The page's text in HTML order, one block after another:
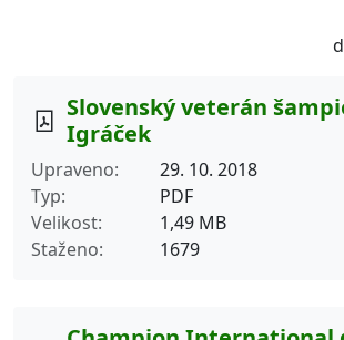
Slovenský veterán
Igráček
Upraveno
29. 10. 2018
Typ
PDF
Velikost
1,49 MB
Staženo
1679